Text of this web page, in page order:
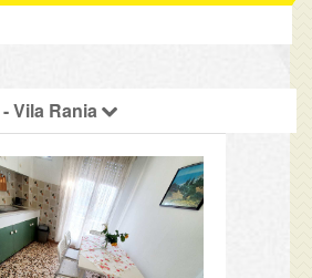
- Vila Rania